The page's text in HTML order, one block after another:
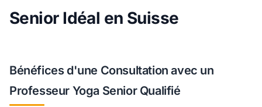
Senior Idéal en Suisse
Bénéfices d'une Consultation avec un
Professeur Yoga Senior Qualifié